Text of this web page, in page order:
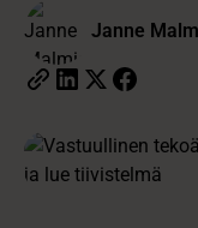
Janne